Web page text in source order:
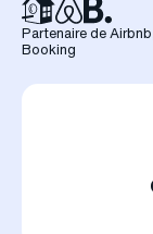
Partenaire de
Booking